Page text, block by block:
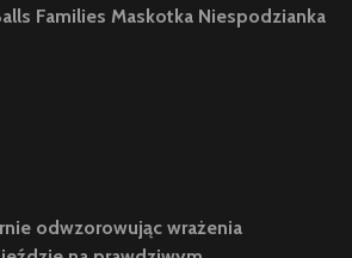
Families Maskotka Niespodzianka
odwzorowując wrażenia